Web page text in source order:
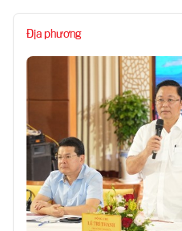
Địa phương